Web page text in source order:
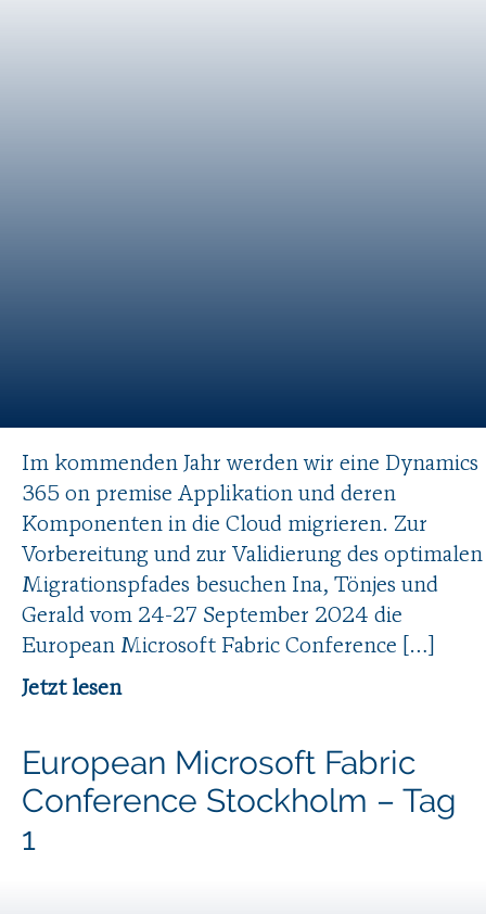
Im kommenden Jahr werden wir eine Dynamics
365 on premise Applikation und deren
Komponenten in die Cloud migrieren. Zur
Vorbereitung und zur Validierung des optimalen
Migrationspfades besuchen Ina, Tönjes und
Gerald vom 24-27 September 2024 die
European Microsoft Fabric Conference […]
Jetzt lesen
European Microsoft Fabric
Conference Stockholm – Tag
1